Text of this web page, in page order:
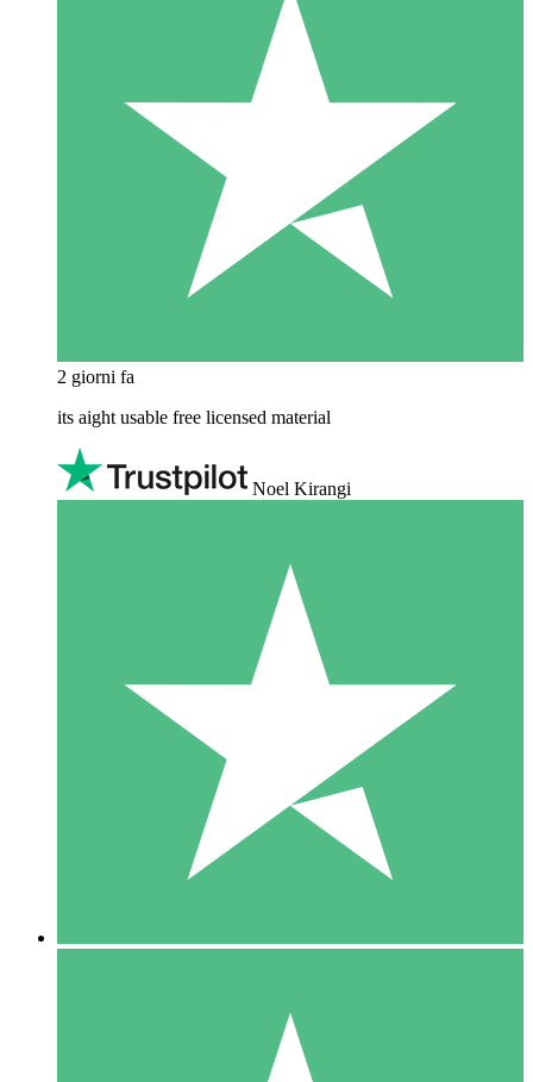
2 giorni fa
its aight usable free licensed material
Noel Kirangi